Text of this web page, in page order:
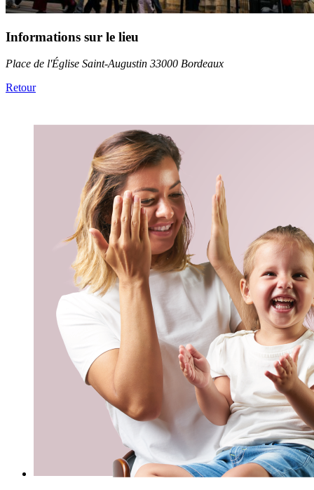
Informations sur le lieu
Place de l'Église Saint-Augustin 33000 Bordeaux
Retour